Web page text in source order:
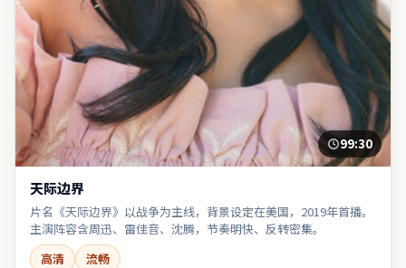
99:30
天际边界
片名《天际边界》以战争为主线，背景设定在美国，2019年首播。
主演阵容含周迅、雷佳音、沈腾，节奏明快、反转密集。
高清
流畅